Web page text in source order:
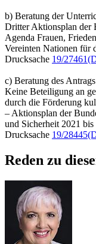
b) Beratung der
Dritter Aktionsplan der
Agenda Frauen,
Vereinten Nationen für
Drucksache 19/27461
c) Beratung des
Keine Beteiligung an
durch die Förderung
– Aktionsplan der
und Sicherheit 2021 bis
Drucksache 19/28445
Reden zu